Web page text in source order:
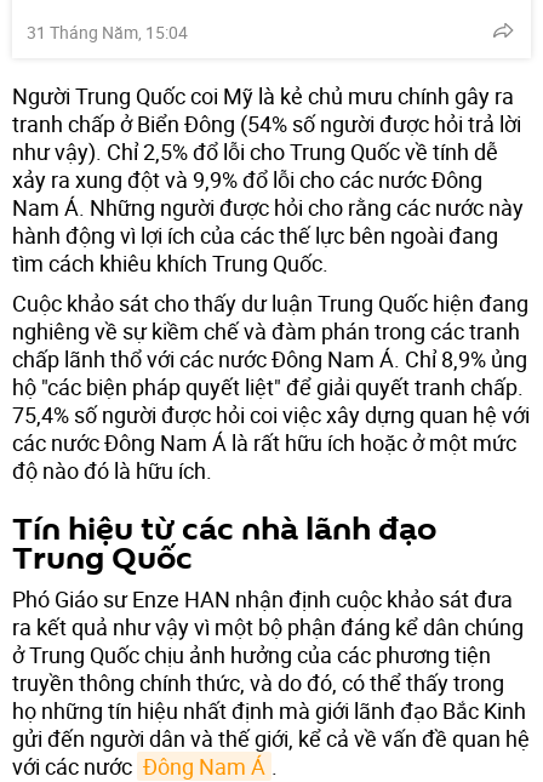
31 Tháng Năm, 15:04
Người Trung Quốc coi Mỹ là kẻ chủ mưu chính gây ra
tranh chấp ở Biển Đông (54% số người được hỏi trả lời
như vậy). Chỉ 2,5% đổ lỗi cho Trung Quốc về tính dễ
xảy ra xung đột và 9,9% đổ lỗi cho các nước Đông
Nam Á. Những người được hỏi cho rằng các nước này
hành động vì lợi ích của các thế lực bên ngoài đang
tìm cách khiêu khích Trung Quốc.
Cuộc khảo sát cho thấy dư luận Trung Quốc hiện đang
nghiêng về sự kiềm chế và đàm phán trong các tranh
chấp lãnh thổ với các nước Đông Nam Á. Chỉ 8,9% ủng
hộ "các biện pháp quyết liệt" để giải quyết tranh chấp.
75,4% số người được hỏi coi việc xây dựng quan hệ với
các nước Đông Nam Á là rất hữu ích hoặc ở một mức
độ nào đó là hữu ích.
Tín hiệu từ các nhà lãnh đạo
Trung Quốc
Phó Giáo sư Enze HAN nhận định cuộc khảo sát đưa
ra kết quả như vậy vì một bộ phận đáng kể dân chúng
ở Trung Quốc chịu ảnh hưởng của các phương tiện
truyền thông chính thức, và do đó, có thể thấy trong
họ những tín hiệu nhất định mà giới lãnh đạo Bắc Kinh
gửi đến người dân và thế giới, kể cả về vấn đề quan hệ
với các nước Đông Nam Á